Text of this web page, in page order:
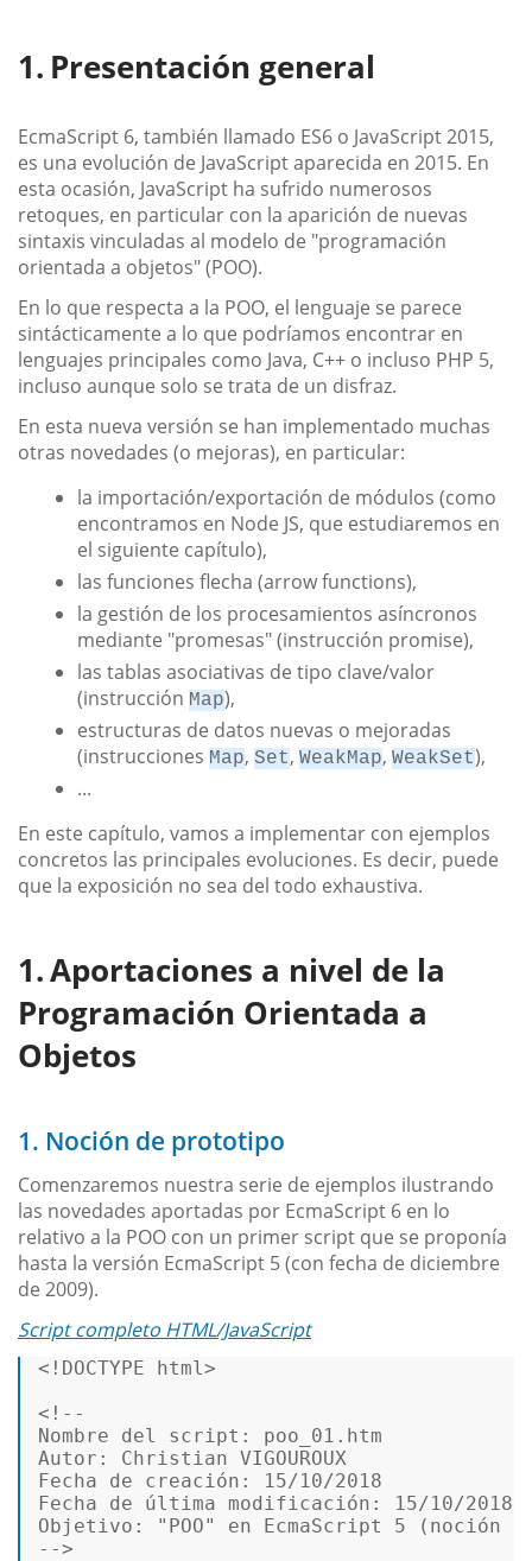
Presentación general
EcmaScript 6, también llamado ES6 o JavaScript 2015,
es una evolución de JavaScript aparecida en 2015. En
esta ocasión, JavaScript ha sufrido numerosos
retoques, en particular con la aparición de nuevas
sintaxis vinculadas al modelo de "programación
orientada a objetos" (POO).
En lo que respecta a la POO, el lenguaje se parece
sintácticamente a lo que podríamos encontrar en
lenguajes principales como Java, C++ o incluso PHP 5,
incluso aunque solo se trata de un disfraz.
En esta nueva versión se han implementado muchas
otras novedades (o mejoras), en particular:
la importación/exportación de módulos (como
encontramos en Node JS, que estudiaremos en
el siguiente capítulo),
las funciones flecha (arrow functions),
la gestión de los procesamientos asíncronos
mediante "promesas" (instrucción promise),
las tablas asociativas de tipo clave/valor
(instrucción Map),
estructuras de datos nuevas o mejoradas
(instrucciones Map, Set, WeakMap, WeakSet),
...
En este capítulo, vamos a implementar con ejemplos
concretos las principales evoluciones. Es decir, puede
que la exposición no sea del todo exhaustiva.
Aportaciones a nivel de la
Programación Orientada a
Objetos
1. Noción de prototipo
Comenzaremos nuestra serie de ejemplos ilustrando
las novedades aportadas por EcmaScript 6 en lo
relativo a la POO con un primer script que se proponía
hasta la versión EcmaScript 5 (con fecha de diciembre
de 2009).
Script completo HTML/JavaScript
<!DOCTYPE html>
<!--
Nombre del script: poo_01.htm
Autor: Christian VIGOUROUX
Fecha de creación: 15/10/2018
Fecha de última modificación: 15/10/
Objetivo: "POO" en EcmaScript 5
-->